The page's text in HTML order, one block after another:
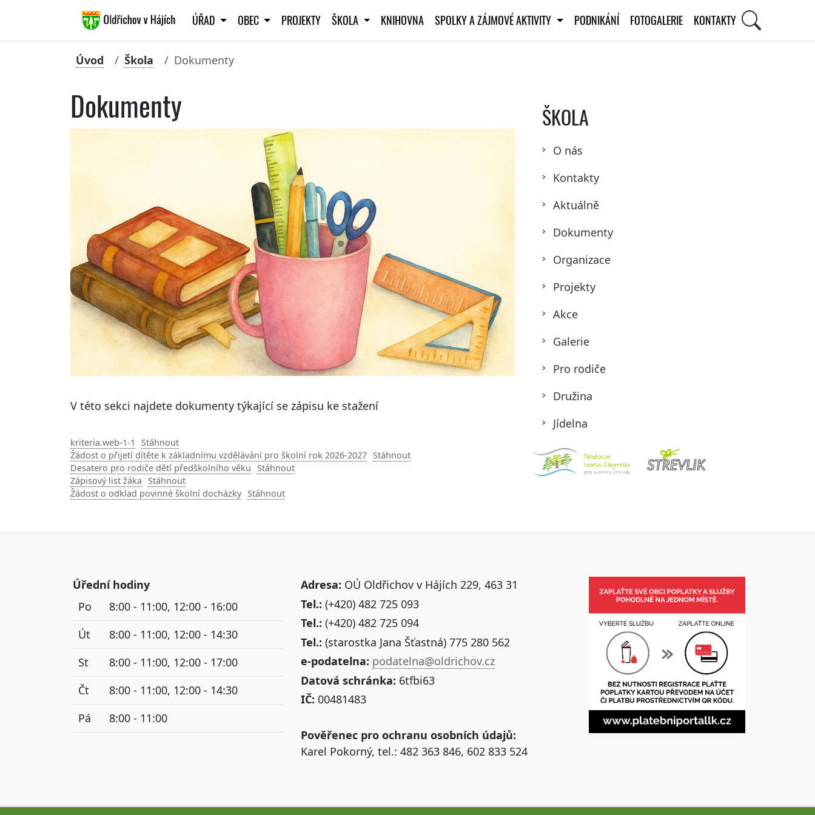
ÚŘAD OBEC PROJEKTY ŠKOLA KNIHOVNA SPOLKY A ZÁJMOVÉ AKTIVITY PODNIKÁNÍ FOTOGALERIE KONTAKTY
Úvod Škola Dokumenty
Dokumenty
V této sekci najdete dokumenty týkající se zápisu ke stažení
kriteria.web-1-1
Stáhnout
Žádost o přijetí dítěte k základnímu vzdělávání pro školní rok 2026-2027 Stáhnout
Desatero pro rodiče dětí předškolního věku Stáhnout
Zápisový list žáka Stáhnout
Žádost o odklad povinné školní docházky Stáhnout
ŠKOLA
O nás
Kontakty
Aktuálně
Dokumenty
Organizace
Projekty
Akce
Galerie
Pro rodiče
Družina
Jídelna
Úřední hodiny
Po
8:00 - 11:00, 12:00 - 16:00
Út
8:00 - 11:00, 12:00 - 14:30
St
8:00 - 11:00, 12:00 - 17:00
Čt
8:00 - 11:00, 12:00 - 14:30
Pá
8:00 - 11:00
Adresa: OÚ Oldřichov v Hájích 229, 463 31
Tel.: (+420) 482 725 093
Tel.: (+420) 482 725 094
Tel.: (starostka Jana Šťastná) 775 280 562
e-podatelna: podatelna@oldrichov.cz
Datová schránka: 6tfbi63
IČ: 00481483
Pověřenec pro ochranu osobních údajů:
Karel Pokorný, tel.: 482 363 846, 602 833 524